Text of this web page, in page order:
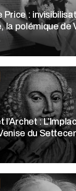
Price :
la polémique de
l’Archet :
du